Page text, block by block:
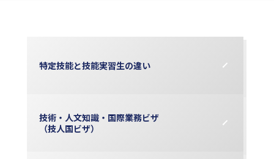
特定技能と技能実習生の違い
技術・人文知識・ 国際業務ビザ
（技人国ビザ）